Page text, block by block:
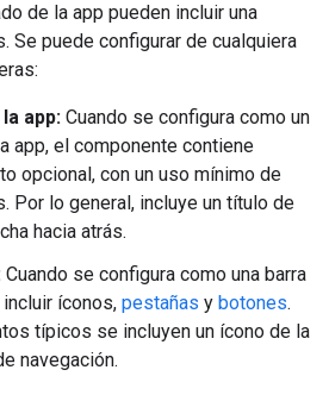
de la app pueden incluir una
Se puede configurar de cualquiera
app: Cuando se configura como un
app, el componente contiene
opcional, con un uso mínimo de
Por lo general, incluye un título de
hacia atrás.
Cuando se configura como una barra
íconos, pestañas y botones.
típicos se incluyen un ícono de la
navegación.